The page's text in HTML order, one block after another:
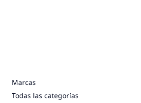
Marcas
Todas las categorías